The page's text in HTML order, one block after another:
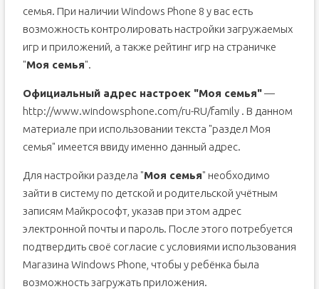
Родительский контроль от "Майкрософт"
"Моя семья" - какие услуги предоставляет сервис?
Настройка раздела "Моя семья"
Права для учетной записи ребенка
Семейные настройки
семья. При наличии Windows Phone 8 у вас есть
возможность контролировать настройки загружаемых
игр и приложений, а также рейтинг игр на страничке
"Моя семья".
Официальный адрес настроек "Моя семья"—
http://www.windowsphone.com/ru-RU/family . В данном
материале при использовании текста "раздел Моя
семья" имеется ввиду именно данный адрес.
Для настройки раздела "Моя семья" необходимо
зайти в систему по детской и родительской учётным
записям Майкрософт, указав при этом адрес
электронной почты и пароль. После этого потребуется
подтвердить своё согласие с условиями использования
Магазина Windows Phone, чтобы у ребёнка была
возможность загружать приложения.